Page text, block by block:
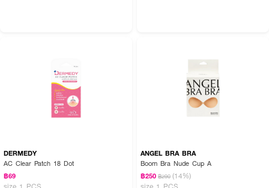
DERMEDY
AC Clear Patch 18 Dot
฿69
size 1 PCS
ANGEL BRA BRA
Boom Bra Nude Cup A
฿250 ฿290 (14%)
size 1 PCS